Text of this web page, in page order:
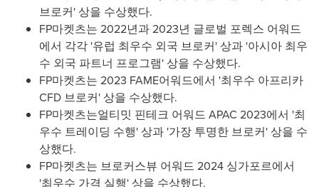
브로커' 상을 수상했다.
FP마켓츠는 2022년과 2023년 글로벌 포렉스 어워드
에서 각각 '유럽 최우수 외국 브로커' 상과 '아시아 최우
수 외국 파트너 프로그램' 상을 수상했다.
FP마켓츠는 2023 FAME어워드에서 '최우수 아프리카
CFD 브로커' 상을 수상했다.
FP마켓츠는얼티밋 핀테크 어워드 APAC 2023에서 '최
우수 트레이딩 수행' 상과 '가장 투명한 브로커' 상을 수
상했다.
FP마켓츠는 브로커스뷰 어워드 2024 싱가포르에서
'최우수 가격 실행' 상을 수상했다.